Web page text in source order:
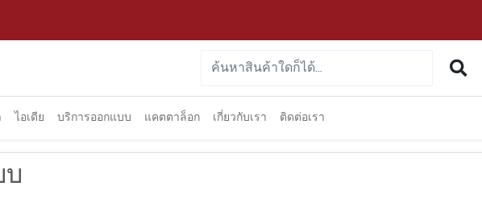
ไอเดีย บริการออกแบบ แคตตาล็อก เกี่ยวกับเรา ติดต่อเรา
บ